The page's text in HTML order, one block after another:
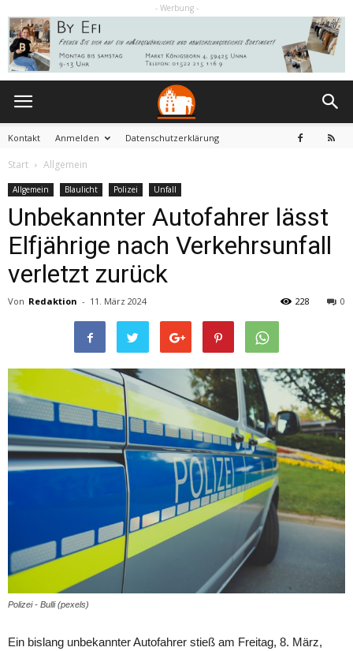
Kontakt Anmelden Datenschutzerklärung
- Werbung -
Start Allgemein
Allgemein Blaulicht Polizei Unfall
Unbekannter Autofahrer lässt
Elfjährige nach Verkehrsunfall
verletzt zurück
Von Redaktion - 11. März 2024 0
228
Polizei - Bulli (pexels)
Ein bislang unbekannter Autofahrer stieß am Freitag, 8. März,